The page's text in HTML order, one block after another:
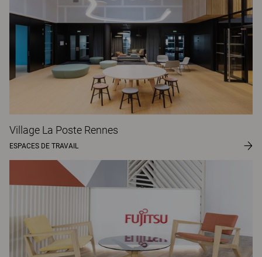
Village La Poste Rennes
ESPACES DE TRAVAIL